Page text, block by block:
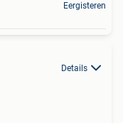
Eergisteren
Details